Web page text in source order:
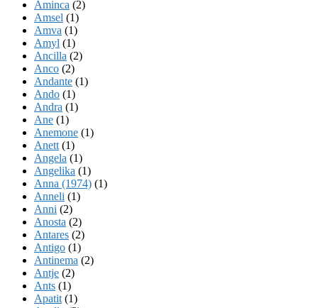
Aminca (2)
Amsel (1)
Amva (1)
Amyl (1)
Ancilla (2)
Anco (2)
Andante (1)
Ando (1)
Andra (1)
Ane (1)
Anemone (1)
Anett (1)
Angela (1)
Angelika (1)
Anna (1974) (1)
Anneli (1)
Anni (2)
Anosta (2)
Antares (2)
Antigo (1)
Antinema (2)
Antje (2)
Ants (1)
Apatit (1)